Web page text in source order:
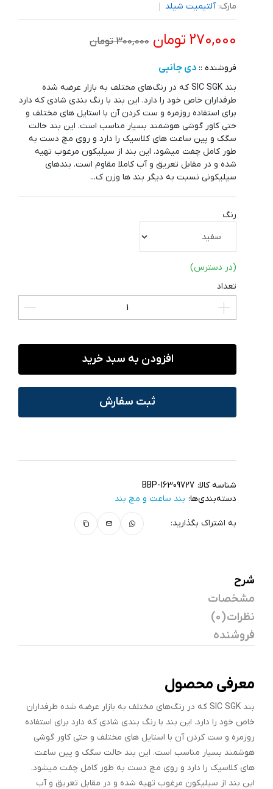
مارک:آلتیمیت شیلد
270,000 تومان 300,000 تومان
فروشنده :: دی جانبی
بند SIC SGK که در رنگ‌های مختلف به بازار عرضه شده
طرفداران خاص خود را دارد. این بند با رنگ بندی شادی که دارد
برای استفاده روزمره و ست کردن آن با استایل های مختلف و
حتی کاور گوشی هوشمند بسیار مناسب است. این بند حالت
سگک و پین ساعت های کلاسیک را دارد و روی مچ دست به
طور کامل چفت میشود. این بند از سیلیکون مرغوب تهیه
شده و در مقابل تعریق و آب کاملا مقاوم است. بند‌های
سیلیکونی نسبت به دیگر بند ها وزن ک...
رنگ
(در دسترس)
تعداد
افزودن به سبد خرید
ثبت سفارش
شناسه کالا: BBP-16309727
دسته‌بندی‌ها: بند ساعت و مچ‌ بند
به اشتراک بگذارید:
شرح
مشخصات
نظرات (0)
فروشنده
معرفی محصول
بند SIC SGK که در رنگ‌های مختلف به بازار عرضه شده طرفداران
خاص خود را دارد. این بند با رنگ بندی شادی که دارد برای استفاده
روزمره و ست کردن آن با استایل های مختلف و حتی کاور گوشی
هوشمند بسیار مناسب است. این بند حالت سگک و پین ساعت
های کلاسیک را دارد و روی مچ دست به طور کامل چفت میشود.
این بند از سیلیکون مرغوب تهیه شده و در مقابل تعریق و آب